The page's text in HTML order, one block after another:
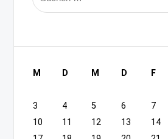
nach:
M D M D F
3
4 5 6 7
10
11 12 13 14